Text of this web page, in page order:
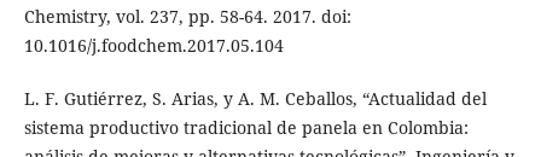
Chemistry, vol. 237, pp. 58-64. 2017. doi:
10.1016/j.foodchem.2017.05.104
L. F. Gutiérrez, S. Arias, y A. M. Ceballos, “Actualidad del
sistema productivo tradicional de panela en Colombia: